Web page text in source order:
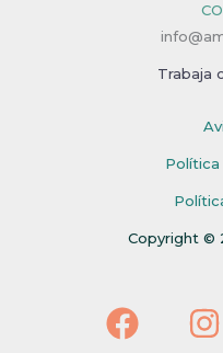
Trabaja
Política
Copyright ©